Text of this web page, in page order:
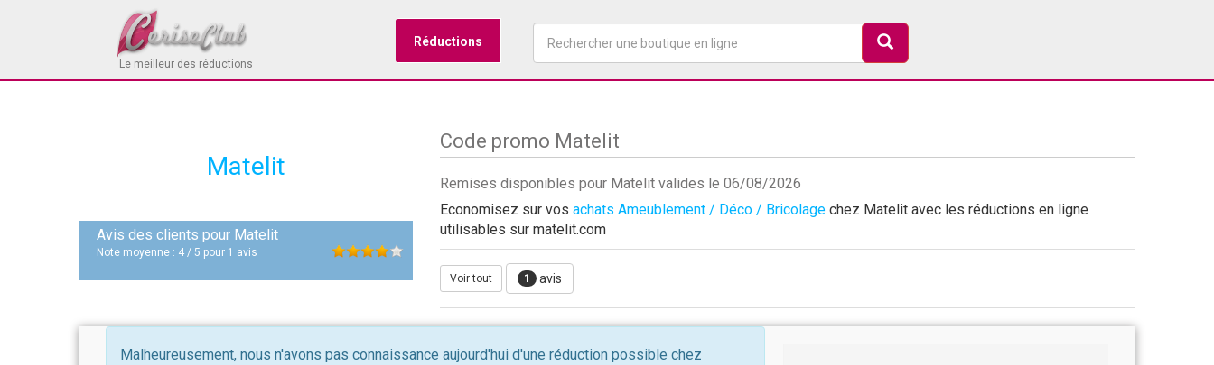
Le meilleur des réductions
Réductions
Matelit
Avis des clients pour Matelit
Note moyenne : 4 / 5 pour 1 avis
Code promo Matelit
Remises disponibles pour Matelit valides le 06/08/2026
Economisez sur vos achats Ameublement / Déco / Bricolage chez Matelit avec les réductions en ligne
utilisables sur matelit.com
Voir tout 1 avis
Malheureusement, nous n'avons pas connaissance aujourd'hui d'une réduction possible chez